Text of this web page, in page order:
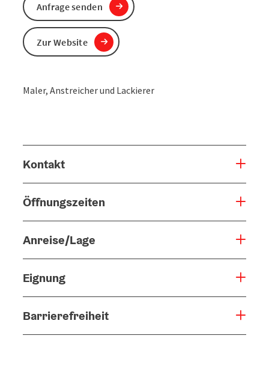
Maler, Anstreicher und Lackierer
Kontakt
Öffnungszeiten
Anreise/Lage
Eignung
Barrierefreiheit
Anfrage senden
Zur Website